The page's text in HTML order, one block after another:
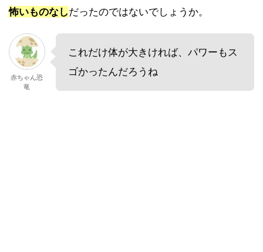
怖いものなしだったのではないでしょうか。
赤ちゃん恐
竜
これだけ体が大きければ、パワーもス
ゴかったんだろうね